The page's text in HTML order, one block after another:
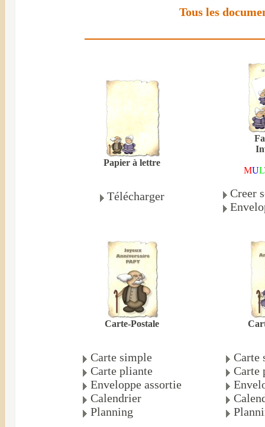
Tous les
Papier à lettre
Télécharger
MUL
Creer
Carte-Postale
Carte simple
Carte pliante
Enveloppe assortie
Calendrier
Planning
Carte
Carte